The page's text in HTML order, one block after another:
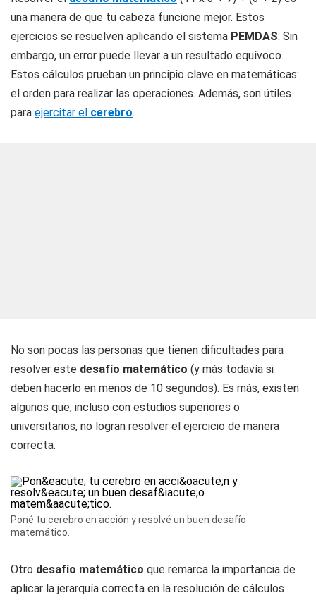
una manera de que tu cabeza funcione mejor. Estos
ejercicios se resuelven aplicando el sistema PEMDAS. Sin
embargo, un error puede llevar a un resultado equívoco.
Estos cálculos prueban un principio clave en matemáticas:
el orden para realizar las operaciones. Además, son útiles
para ejercitar el cerebro.
No son pocas las personas que tienen dificultades para
resolver este desafío matemático (y más todavía si
deben hacerlo en menos de 10 segundos). Es más, existen
algunos que, incluso con estudios superiores o
universitarios, no logran resolver el ejercicio de manera
correcta.
Poné tu cerebro en acción y resolvé un buen desafío
matemático.
Otro desafío matemático que remarca la importancia de
aplicar la jerarquía correcta en la resolución de cálculos